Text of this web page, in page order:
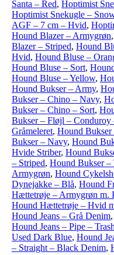
Santa – Red, Hoptimist
Hoptimist Snekugle –
AGF – 7 cm – Hvid,
Hound Blazer – Armygrøn,
Blazer – Striped, Hound
Hvid, Hound Bluse –
Hound Bluse – Sort,
Hound Bluse – Yellow,
Hound Bukser – Army,
Bukser – Chino – Navy,
Bukser – Chino – Sort,
Bukser – Fløjl – Conduroy
Gråmeleret, Hound
Bukser – Navy, Hound
Hvide Striber, Hound
– Striped, Hound Bukser –
Armygrøn, Hound
Dynejakke – Blå, Hound
Hættetrøje – Armygrøn m.
Hound Hættetrøje – Hvid
Hound Jeans – Grå Denim,
Hound Jeans – Pipe –
Used Dark Blue, Hound
– Straight – Black Denim,